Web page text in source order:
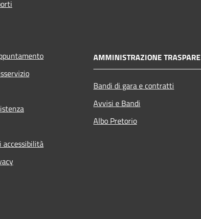
accessibilità
AMMINISTRAZIONE
Bandi di gara e contratti
Avvisi e Bandi
Albo Pretorio